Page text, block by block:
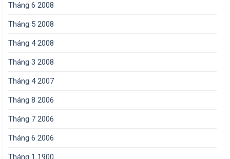
Tháng 6 2008
Tháng 5 2008
Tháng 4 2008
Tháng 3 2008
Tháng 4 2007
Tháng 8 2006
Tháng 7 2006
Tháng 6 2006
Tháng 1 1900